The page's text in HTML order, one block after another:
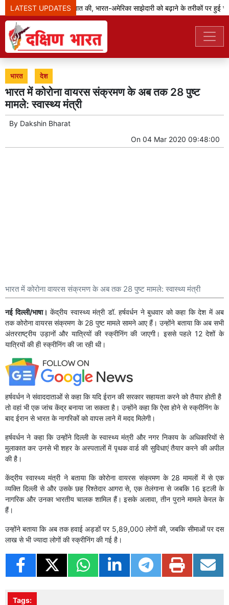
LATEST UPDATES
जेडी वेंस ने मोदी से बात की, भारत-अमेरिका साझेदारी को बढ़ाने के तरीकों पर हुई चर्चा
भारत देश
भारत में कोरोना वायरस संक्रमण के अब तक 28 पुष्ट
मामले: स्वास्थ्य मंत्री
By Dakshin Bharat
On 04 Mar 2020 09:48:00
भारत में कोरोना वायरस संक्रमण के अब तक 28 पुष्ट मामले: स्वास्थ्य मंत्री
नई दिल्ली/भाषा। केंद्रीय स्वास्थ्य मंत्री डॉ. हर्षवर्धन ने बुधवार को कहा कि देश में अब
तक कोरोना वायरस संक्रमण के 28 पुष्ट मामले सामने आए हैं। उन्होंने बताया कि अब सभी
अंतरराष्ट्रीय उड़ानों और यात्रियों की स्क्रीनिंग की जाएगी। इससे पहले 12 देशों के
यात्रियों की ही स्क्रीनिंग की जा रही थी।
हर्षवर्धन ने संवाददाताओं से कहा कि यदि ईरान की सरकार सहायता करने को तैयार होती है
तो वहां भी एक जांच केंद्र बनाया जा सकता है। उन्होंने कहा कि ऐसा होने से स्क्रीनिंग के
बाद ईरान से भारत के नागरिकों को वापस लाने में मदद मिलेगी।
हर्षवर्धन ने कहा कि उन्होंने दिल्ली के स्वास्थ्य मंत्री और नगर निकाय के अधिकारियों से
मुलाकात कर उनसे भी शहर के अस्पतालों में पृथक वार्ड की सुविधाएं तैयार करने की अपील
की है।
केंद्रीय स्वास्थ्य मंत्री ने बताया कि कोरोना वायरस संक्रमण के 28 मामलों में से एक
व्यक्ति दिल्ली से और उसके छह रिश्तेदार आगरा से, एक तेलंगाना से जबकि 16 इटली के
नागरिक और उनका भारतीय चालक शामिल हैं। इसके अलावा, तीन पुराने मामले केरल के
हैं।
उन्होंने बताया कि अब तक हवाई अड्डों पर 5,89,000 लोगों की, जबकि सीमाओं पर दस
लाख से भी ज्यादा लोगों की स्क्रीनिंग की गई है।
Tags: